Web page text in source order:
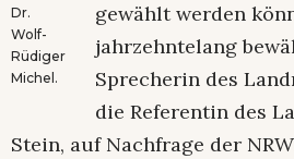
Dr.
Wolf-
Rüdiger
Michel.
gewählt werden
jahrzehntelang
Sprecherin des
die Referentin des
Stein, auf Nachfrage der